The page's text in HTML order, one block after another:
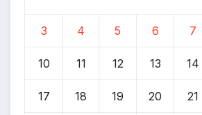
3 4 5 6 7
10 11 12 13 14
17 18 19 20 21